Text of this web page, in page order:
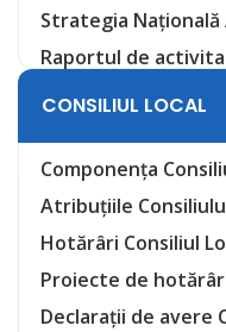
Strategia
Raportul de
CONSILIUL LOCAL
Componența
Atribuțiile
Hotărâri Consiliul
Proiecte de
Declarații de avere